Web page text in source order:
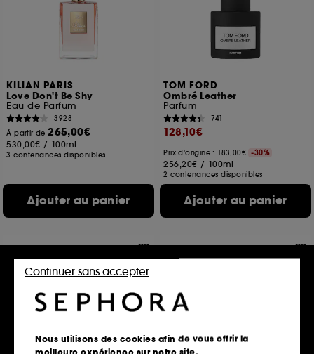
KILIAN PARIS
Love Don't Be Shy
Eau de Parfum
3928
À partir de265,00€
530,00€ / 100ml
3 contenances disponibles
Ajouter au panier
TOM FORD
Ombré Leather
Parfum
741
128,10€
Prix d'origine : 183,00€ -30%
256,20€ / 100ml
2 contenances disponibles
Ajouter au panier
Nous utilisons des cookies afin de vous offrir la
Continuer sans accepter